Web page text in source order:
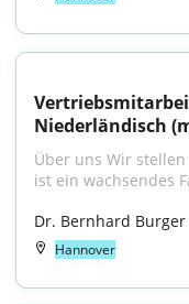
Niederländisch
Über uns Wir
ist ein wachsendes
Dr. Bernhard Burger
Hannover